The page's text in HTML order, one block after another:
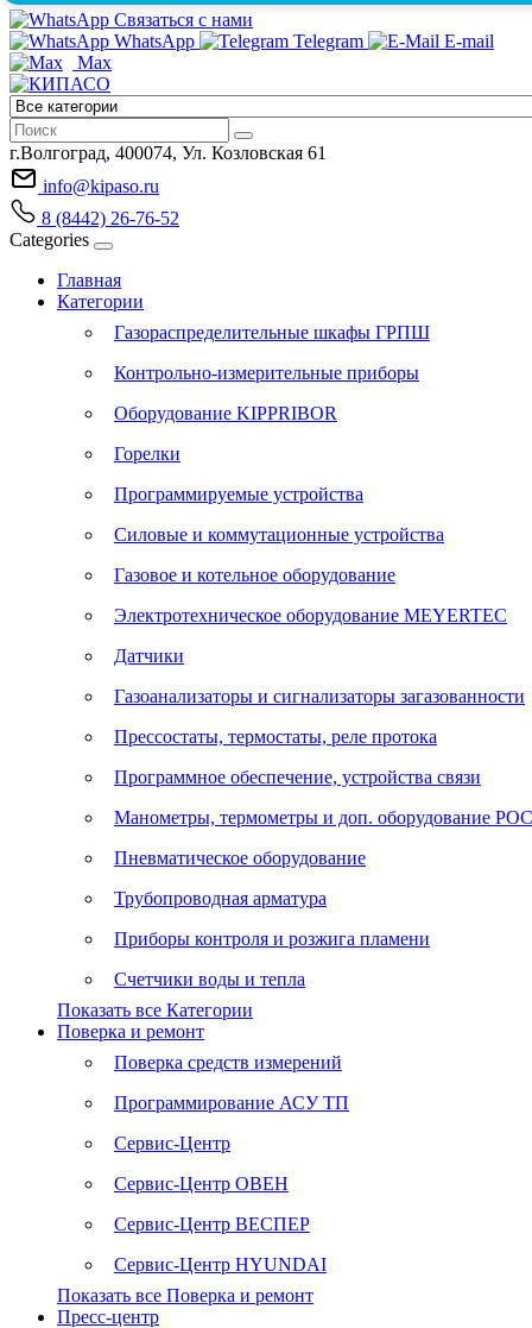
Связаться с нами
WhatsApp
Telegram
E-mail
Max
г.Волгоград, 400074, Ул. Козловская 61
info@kipaso.ru
8 (8442) 26-76-52
Categories
Главная
Категории
Газораспределительные шкафы ГРПШ
Контрольно-измерительные приборы
Оборудование KIPPRIBOR
Горелки
Программируемые устройства
Силовые и коммутационные устройства
Газовое и котельное оборудование
Электротехническое оборудование MEYERTEC
Датчики
Газоанализаторы и сигнализаторы загазованности
Прессостаты, термостаты, реле протока
Программное обеспечение, устройства связи
Манометры, термометры и доп. оборудование
Пневматическое оборудование
Трубопроводная арматура
Приборы контроля и розжига пламени
Счетчики воды и тепла
Показать все Категории
Поверка и ремонт
Поверка средств измерений
Программирование АСУ ТП
Сервис-Центр
Сервис-Центр ОВЕН
Сервис-Центр ВЕСПЕР
Сервис-Центр HYUNDAI
Показать все Поверка и ремонт
Пресс-центр